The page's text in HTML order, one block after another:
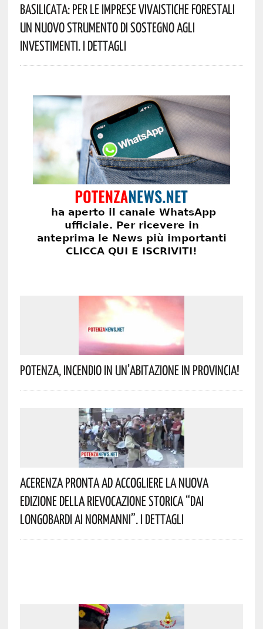
Basilicata: Per Le Imprese Vivaistiche Forestali
Un Nuovo Strumento Di Sostegno Agli
Investimenti. I Dettagli
Potenza, Incendio In Un’abitazione In Provincia!
Acerenza Pronta Ad Accogliere La Nuova
Edizione Della Rievocazione Storica “Dai
Longobardi Ai Normanni”. I Dettagli